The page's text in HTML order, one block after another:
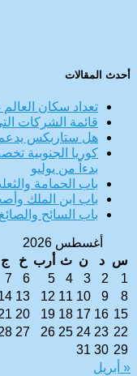
أحدث المقالات
تعداد سكان العالم 2024
قائمة الشركات
هل ستاربكس
بدءاً من يوليو
باب الحمامة
باب ابن الملك
باب السائح والصائغ
أغسطس 2026
س
د ن ث أرب خ
ج
1
2
3
4
5
6
7
8
9
10
11
12
13
15
16
17
18
19
20
22
23
24
25
26
27
29
30
31
« أبريل